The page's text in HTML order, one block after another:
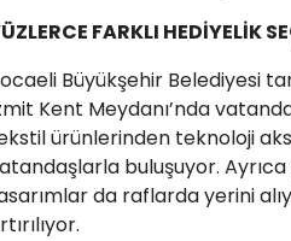
FARKLI HEDİYELİK
Büyükşehir Belediyesi
Kent Meydanı’nda
ürünlerinden teknoloji
buluşuyor.
da raflarda yerini